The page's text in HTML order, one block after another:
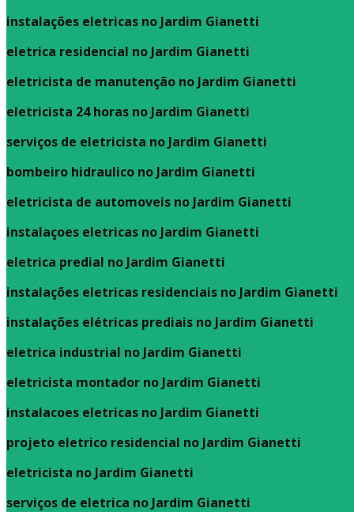
instalações eletricas no Jardim Gianetti
eletrica residencial no Jardim Gianetti
eletricista de manutenção no Jardim Gianetti
eletricista 24 horas no Jardim Gianetti
serviços de eletricista no Jardim Gianetti
bombeiro hidraulico no Jardim Gianetti
eletricista de automoveis no Jardim Gianetti
instalaçoes eletricas no Jardim Gianetti
eletrica predial no Jardim Gianetti
instalações eletricas residenciais no Jardim Gianetti
instalações elétricas prediais no Jardim Gianetti
eletrica industrial no Jardim Gianetti
eletricista montador no Jardim Gianetti
instalacoes eletricas no Jardim Gianetti
projeto eletrico residencial no Jardim Gianetti
eletricista no Jardim Gianetti
serviços de eletrica no Jardim Gianetti